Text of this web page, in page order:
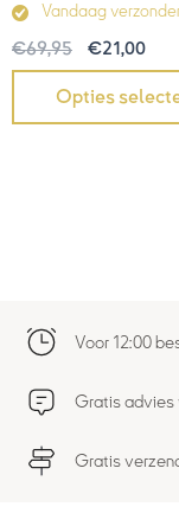
Vandaag
€69,95 €21,00
Opties
Voor 12:00
Gratis advies
Gratis